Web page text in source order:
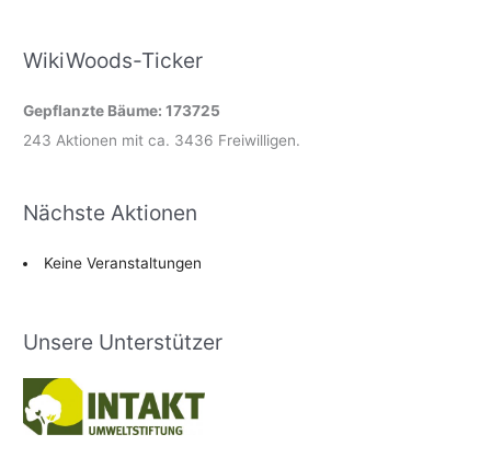
WikiWoods-Ticker
Gepflanzte Bäume: 173725
243 Aktionen mit ca. 3436 Freiwilligen.
Nächste Aktionen
Keine Veranstaltungen
Unsere Unterstützer